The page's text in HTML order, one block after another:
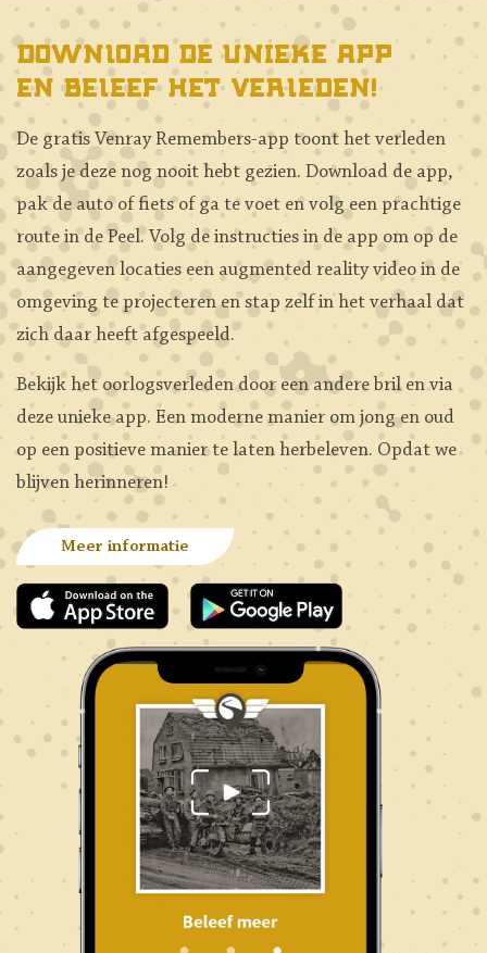
Download de unieke app
en beleef het verleden!
De gratis Venray Remembers-app toont het verleden
zoals je deze nog nooit hebt gezien. Download de app,
pak de auto of fiets of ga te voet en volg een prachtige
route in de Peel. Volg de instructies in de app om op de
aangegeven locaties een augmented reality video in de
omgeving te projecteren en stap zelf in het verhaal dat
zich daar heeft afgespeeld.
Bekijk het oorlogsverleden door een andere bril en via
deze unieke app. Een moderne manier om jong en oud
op een positieve manier te laten herbeleven. Opdat we
blijven herinneren!
Meer informatie